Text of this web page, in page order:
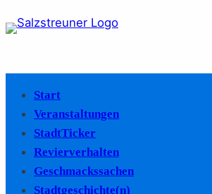
Start
Veranstaltungen
StadtTicker
Revierverhalten
Geschmackssachen
Stadtgeschichte(n)